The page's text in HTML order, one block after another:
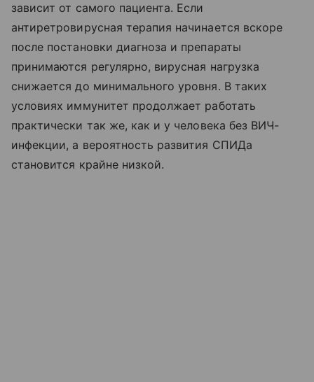
зависит от самого пациента. Если
антиретровирусная терапия начинается вскоре
после постановки диагноза и препараты
принимаются регулярно, вирусная нагрузка
снижается до минимального уровня. В таких
условиях иммунитет продолжает работать
практически так же, как и у человека без ВИЧ-
инфекции, а вероятность развития СПИДа
становится крайне низкой.